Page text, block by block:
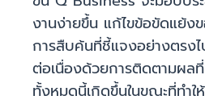
งานง่ายขึ้น แก้ไขข้อขัดแย้ง
การสืบค้นที่ชี้แจงอย่างตรง
ต่อเนื่องด้วยการติดตามผล
ทั้งหมดนี้เกิดขึ้นในขณะที่ทำใ